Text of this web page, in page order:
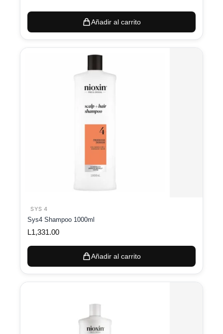
Añadir al carrito
SYS 4
Sys4 Shampoo 1000ml
L1,331.00
Añadir al carrito